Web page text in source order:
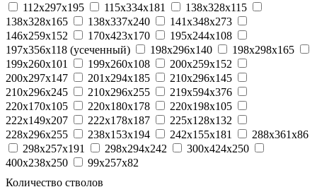
112x297x195
115x334x181
138x328x115
138x328x165
138x337x240
141x348x273
146x259x152
170x423x170
195x244x108
197x356x118 (усеченный)
198x296x140
198x298x165
199x260x101
199x260x108
200x259x152
200x297x147
201x294x185
210x296x145
210x296x245
210x296x255
219x594x376
220x170x105
220x180x178
220x198x105
222x149x207
222x178x187
225x128x132
228x296x255
238x153x194 242x155x181
288x361x86
298x257x191
298x294x242
300x424x250
400x238x250
99x257x82
Количество стволов